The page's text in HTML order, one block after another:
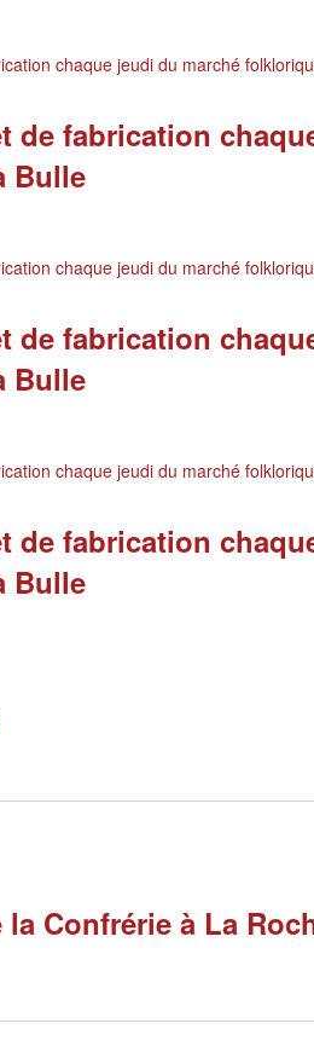
de fabrication
Bulle
chaque jeudi du marché
de fabrication
Bulle
chaque jeudi du marché
de fabrication
Bulle
chaque jeudi du marché
Confrérie à La